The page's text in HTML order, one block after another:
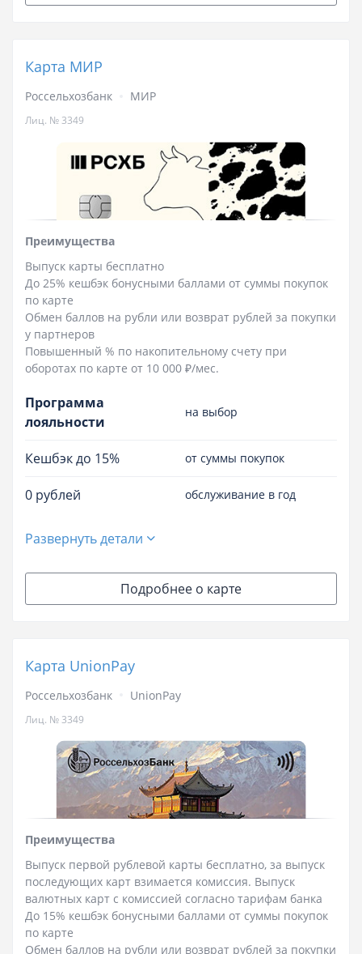
Карта МИР
Россельхозбанк МИР
Лиц. № 3349
Преимущества
Выпуск карты бесплатно
До 25% кешбэк бонусными баллами от суммы покупок
по карте
Обмен баллов на рубли или возврат рублей за покупки
у партнеров
Повышенный % по накопительному счету при
оборотах по карте от 10 000 ₽/мес.
Программа
лояльности
на выбор
Кешбэк до 15% от суммы покупок
0 рублей обслуживание в год
Развернуть детали
Подробнее о карте
Карта UnionPay
Россельхозбанк UnionPay
Лиц. № 3349
Преимущества
Выпуск первой рублевой карты бесплатно, за выпуск
последующих карт взимается комиссия. Выпуск
валютных карт с комиссией согласно тарифам банка
До 15% кешбэк бонусными баллами от суммы покупок
по карте
Обмен баллов на рубли или возврат рублей за покупки